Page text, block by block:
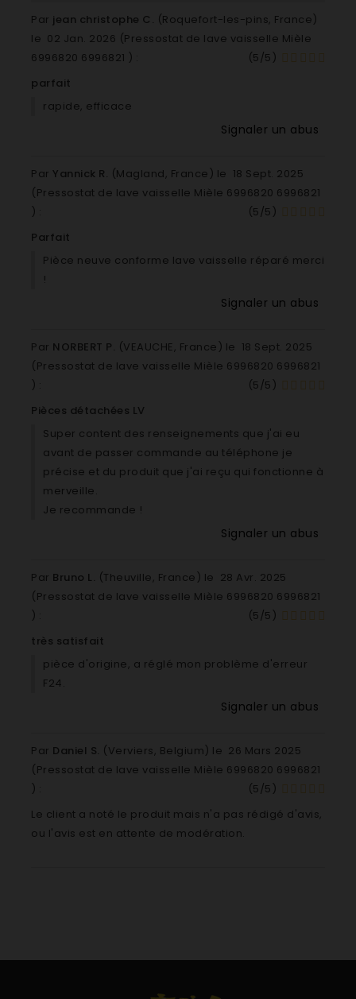
G1172 G 1172 Le-valle Mièle
G1173 Mièle
G1174 Mièle
G1180 G 1171 Lave-vaisselle Mièle
G1180 G 1180 Lave-vaisselle Mièle
G1202 G 1202 Lave-vaisselle
G1220 G 1290 Lave-vaisselle
G1220 G 1291 Lave-vaisselle
G1220 G 1220 Lave-vaisselle
G1220 G 1221 PLUS Lave-vaisselle
G1222 G 1222 Lave-vaisselle
G1222LABOR G 1222 Labor Lave-vaisselle
G1230 G 1230 Lave-vaisselle
G1232 G 1232 Lave-vaisselle
G1235 G 1235 Lave-vaisselle
G1242 G 1292 Lave-vaisselle
G1242 G 1242 Lave-vaisselle
G1243 G 1243 Lave-vaisselle
G 12 Lave-vaisselle
G 1245 Lave-vaisselle
G 1252 Lave-vaisselle
G1272 G 1272 Lave-vaisselle
G1274 G 1274 Lave-vaisselle
G1274 G 2274 Le-vaisselle
G1275 G 1275 e-aisselle
G1282 G 1282 Lav-aelle
G 1283
G1245
G1252
G1255
G1262
G1283
G1343 G 1343 Lave-vaisselle
Par jean christophe C. (Roquefort-les-pins, France)
le 02 Jan. 2026 (Pressostat de lave vaisselle Mièle
6996820 6996821 ) : (5/5 )
parfait
rapide, efficace
Signaler un abus
Par Yannick R. (Magland, France) le 18 Sept. 2025
( Pressostat de lave vaisselle Mièle 6996820 6996821
) :
(5/5 )
Parfait
Pièce neuve conforme lave vaisselle réparé merci
!
Signaler un abus
Par NORBERT P. (VEAUCHE, France) le 18 Sept. 2025
( Pressostat de lave vaisselle Mièle 6996820 6996821
) :
(5/5 )
Pièces détachées LV
Super content des renseignements que j'ai eu
avant de passer commande au téléphone je
précise et du produit que j'ai reçu qui fonctionne à
merveille.
Je recommande !
Signaler un abus
Par Bruno L. (Theuville, France) le 28 Avr. 2025
( Pressostat de lave vaisselle Mièle 6996820 6996821
) :
(5/5 )
très satisfait
pièce d'origine, a réglé mon problème d'erreur
F24.
Signaler un abus
Par Daniel S. (Verviers, Belgium) le 26 Mars 2025
( Pressostat de lave vaisselle Mièle 6996820 6996821
) :
(5/5 )
Le client a noté le produit mais n'a pas rédigé d'avis,
ou l'avis est en attente de modération.